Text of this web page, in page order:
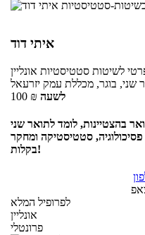
איתי דוד
לשיטות סטטיסטיות אונליין
שני, בוגר, מכללת עמק יזרעאל
100 ₪ לשעה
בהצטיינות, לומד לתואר שני
פסיכולוגיה, סטטיסטיקה ומחקר
בקלות!
לפרופיל המלא
אונליין
פרונטלי